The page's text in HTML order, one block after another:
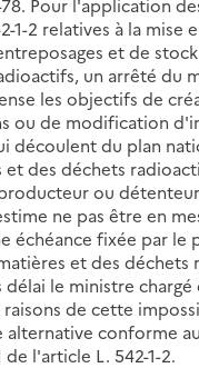
1-2 relatives à la mise
et de
un arrêté du
les objectifs de
ou de modification
découlent du plan
et des déchets
ou
ne pas être en
échéance fixée par le
et des déchets
délai le ministre chargé
raisons de cette
alternative conforme
l'article L. 542-1-2.